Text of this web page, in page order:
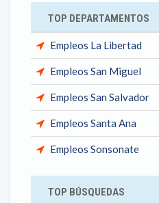
TOP DEPARTAMENTOS
Empleos La Libertad
Empleos San Miguel
Empleos San Salvador
Empleos Santa Ana
Empleos Sonsonate
TOP BÚSQUEDAS